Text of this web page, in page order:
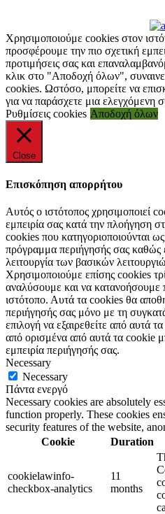
Χρησιμοποιούμε cookies στον
προσφέρουμε την πιο σχετική
προτιμήσεις σας και
κλικ στο "Αποδοχή όλων",
cookies. Ωστόσο, μπορείτε να
για να παράσχετε μια ελεγχόμενη
Ρυθμίσεις cookies Αποδοχή όλων
Close
Επισκόπηση απορρήτου
Αυτός ο ιστότοπος χρησιμοποιεί
εμπειρία σας κατά την πλοήγηση
cookies που κατηγοριοποιούνται
πρόγραμμα περιήγησής σας καθώς
λειτουργία των βασικών
Χρησιμοποιούμε επίσης cookies
αναλύσουμε και να κατανοήσουμε
ιστότοπο. Αυτά τα cookies θα
περιήγησής σας μόνο με τη
επιλογή να εξαιρεθείτε από αυτά
από ορισμένα από αυτά τα cookie
εμπειρία περιήγησής σας.
Necessary
Necessary
Πάντα ενεργό
Necessary cookies are absolutely
function properly. These cookies
security features of the website,
Cookie
Duration
cookielawinfo-
checkbox-analytics
11
months